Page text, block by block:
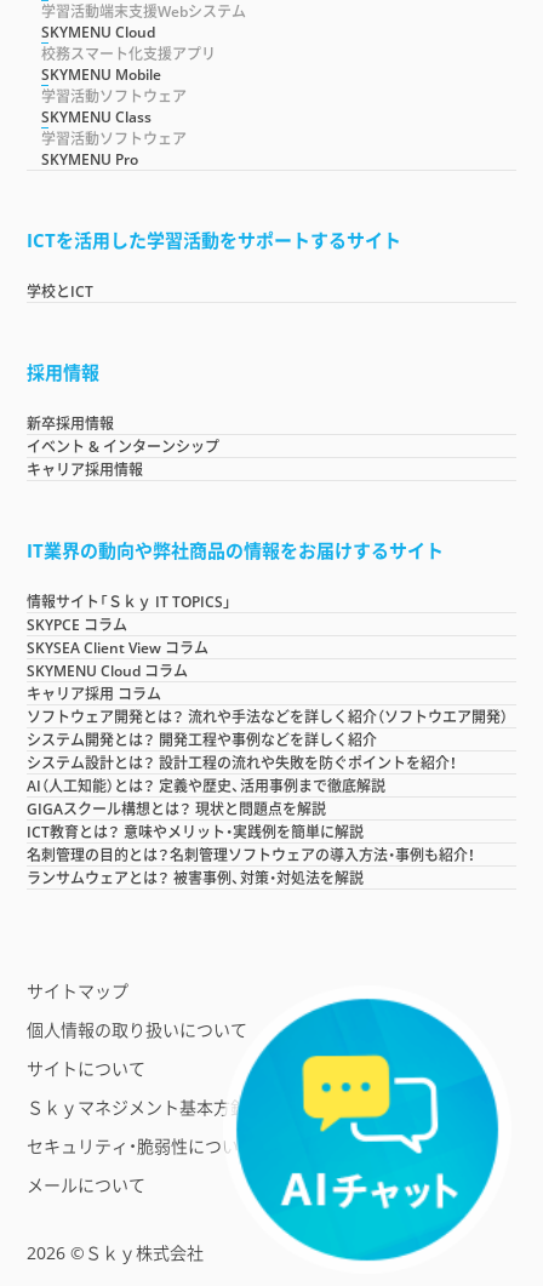
学習活動端末支援Webシステム
SKYMENU Cloud
校務スマート化支援アプリ
SKYMENU Mobile
学習活動ソフトウェア
SKYMENU Class
学習活動ソフトウェア
SKYMENU Pro
ICTを活用した学習活動をサポートするサイト
学校とICT
採用情報
新卒採用情報
イベント & インターンシップ
キャリア採用情報
IT業界の動向や弊社商品の情報をお届けするサイト
情報サイト「Ｓｋｙ IT TOPICS」
SKYPCE コラム
SKYSEA Client View コラム
SKYMENU Cloud コラム
キャリア採用 コラム
ソフトウェア開発とは？ 流れや手法などを詳しく紹介（ソフトウエア開発）
システム開発とは？ 開発工程や事例などを詳しく紹介
システム設計とは？ 設計工程の流れや失敗を防ぐポイントを紹介！
AI（人工知能）とは？ 定義や歴史、活用事例まで徹底解説
GIGAスクール構想とは？ 現状と問題点を解説
ICT教育とは？ 意味やメリット・実践例を簡単に解説
名刺管理の目的とは？名刺管理ソフトウェアの導入方法・事例も紹介！
ランサムウェアとは？ 被害事例、対策・対処法を解説
サイトマップ
個人情報の取り扱いについて
サイトについて
Ｓｋｙマネジメント基本方針
セキュリティ・脆弱性について
メールについて
2026 ©Ｓｋｙ株式会社